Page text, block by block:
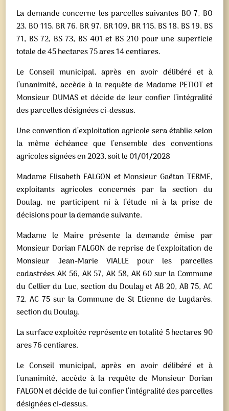
La demande concerne les parcelles suivantes BO 7, BO
23, BO 115, BR 76, BR 97, BR 109, BR 115, BS 18, BS 19, BS
71, BS 72, BS 73, BS 401 et BS 210 pour une superficie
totale de 45 hectares 75 ares 14 centiares.
Le Conseil municipal, après en avoir délibéré et à
l’unanimité, accède à la requête de Madame PETIOT et
Monsieur DUMAS et décide de leur confier l’intégralité
des parcelles désignées ci-dessus.
Une convention d’exploitation agricole sera établie selon
la même échéance que l’ensemble des conventions
agricoles signées en 2023, soit le 01/01/2028
Madame Elisabeth FALGON et Monsieur Gaëtan TERME,
exploitants agricoles concernés par la section du
Doulay, ne participent ni à l’étude ni à la prise de
décisions pour la demande suivante.
Madame le Maire présente la demande émise par
Monsieur Dorian FALGON de reprise de l’exploitation de
Monsieur Jean-Marie VIALLE pour les parcelles
cadastrées AK 56, AK 57, AK 58, AK 60 sur la Commune
du Cellier du Luc, section du Doulay et AB 20, AB 75, AC
72, AC 75 sur la Commune de St Etienne de Lugdarès,
section du Doulay.
La surface exploitée représente en totalité 5 hectares 90
ares 76 centiares.
Le Conseil municipal, après en avoir délibéré et à
l’unanimité, accède à la requête de Monsieur Dorian
FALGON et décide de lui confier l’intégralité des parcelles
désignées ci-dessus.